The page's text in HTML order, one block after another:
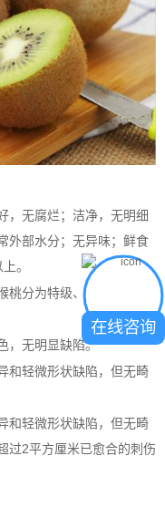
，无腐烂；洁净，无明细
外部水分；无异味；鲜食
。
分为特级、一级和二级3
，无明显缺陷。
和轻微形状缺陷，但无畸
和轻微形状缺陷，但无畸
过2平方厘米已愈合的刺伤
在线咨询